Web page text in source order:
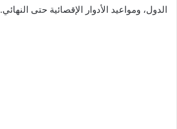
الدول، ومواعيد الأدوار الإقصائية حتى النهائي.